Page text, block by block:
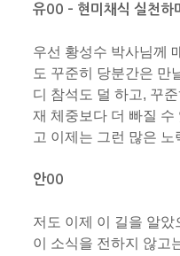
유00 – 현미채식 실천하
우선 황성수 박사님께
도 꾸준히 당분간은 만
디 참석도 덜 하고, 꾸
재 체중보다 더 빠질 수
고 이제는 그런 많은 노
안00
저도 이제 이 길을 알았
이 소식을 전하지 않고